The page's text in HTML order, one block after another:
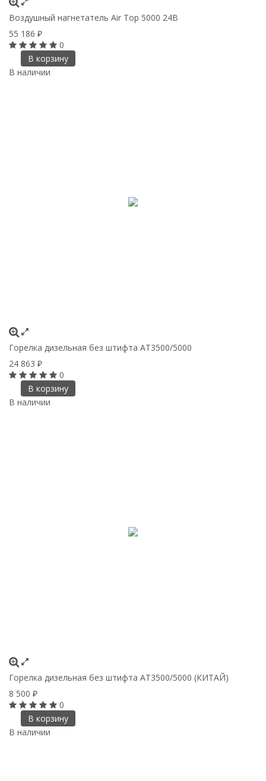
Воздушный нагнетатель Air Top 5000 24В
55 186 ₽
0
В корзину
В наличии
Горелка дизельная без штифта AT3500/5000
24 863 ₽
0
В корзину
В наличии
Горелка дизельная без штифта AT3500/5000 (КИТАЙ)
8 500 ₽
0
В корзину
В наличии